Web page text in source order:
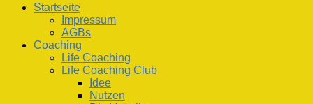
Life Coaching Club
Für Deine Lebenskompetenz
Startseite
Impressum
AGBs
Coaching
Life Coaching
Life Coaching Club
Idee
Nutzen